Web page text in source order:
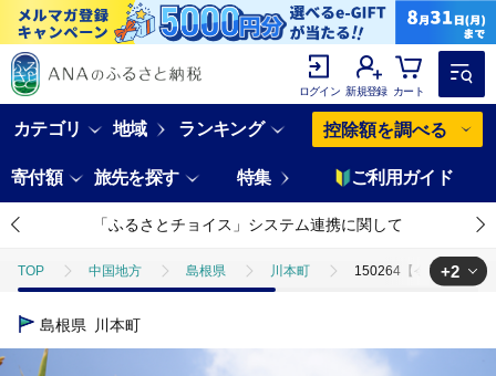
ログイン 新規登録 カート
カテゴリ 地域 ランキング 控除額を調べる
寄付額 旅先を探す 特集 ご利用ガイド
「ふるさとチョイス」システム連携に関して
TOP 中国地方 島根県 川本町 150264【令和7年産／
TOP
TOP 米(定期便)
+2
島根県 川本町